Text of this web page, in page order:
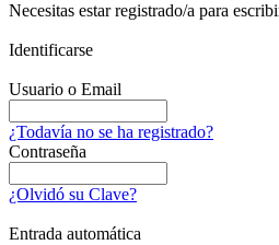
Necesitas estar registrado/a para
Identificarse
Usuario o Email
¿Todavía no se ha registrado?
Contraseña
¿Olvidó su Clave?
Entrada automática